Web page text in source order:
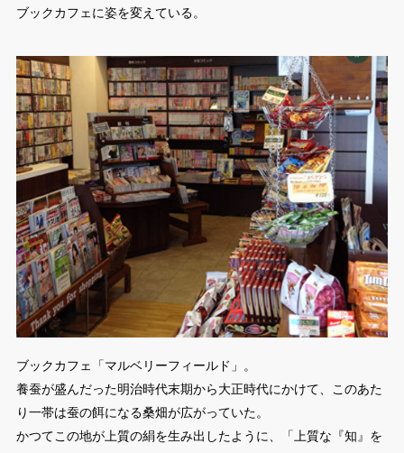
ブックカフェに姿を変えている。
ブックカフェ「マルベリーフィールド」。
養蚕が盛んだった明治時代末期から大正時代にかけて、このあた
り一帯は蚕の餌になる桑畑が広がっていた。
かつてこの地が上質の絹を生み出したように、「上質な『知』を